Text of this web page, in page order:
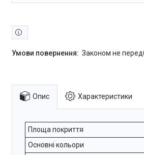
Законом не
Опис Характеристики
Площа покриття
Основні кольори